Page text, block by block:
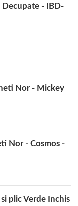
Decupate - IBD-
Nor - Mickey
Nor - Cosmos -
plic Verde Inchis